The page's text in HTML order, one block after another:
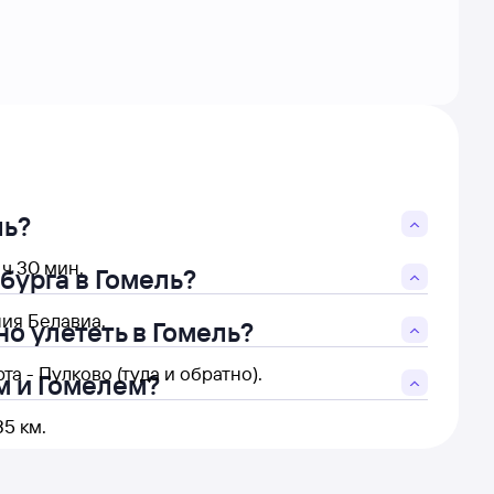
ч 30 мин.в Гомель?
Белавиа.
улететь в Гомель?
- Пулково (туда и обратно).
и Гомелем?
км.